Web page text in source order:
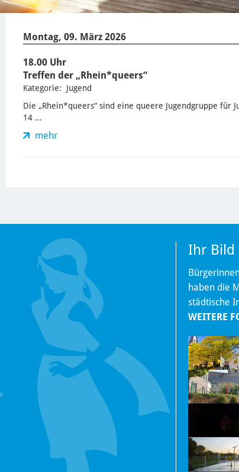
Montag, 09. März 2026
18.00 Uhr
Treffen der „Rhein*queers“
Kategorie: Jugend
Die „Rhein*queers“ sind eine queere Jugendgruppe für
14 ...
mehr
Ihr Bild
haben die
städtische
WEITERE